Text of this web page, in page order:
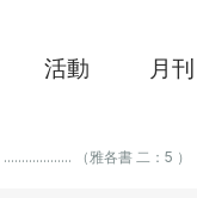
活動 月刊
（雅各書 二：5 ）